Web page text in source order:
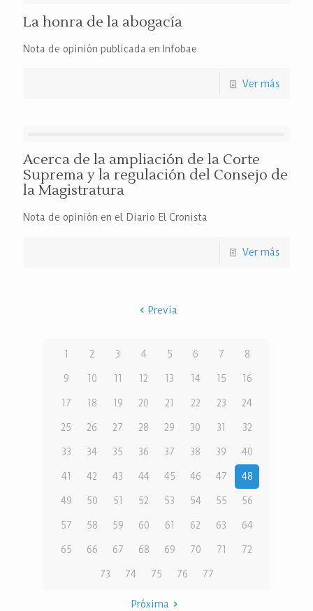
La honra de la abogacía
Nota de opinión publicada en Infobae
Ver más
Acerca de la ampliación de la Corte
Suprema y la regulación del Consejo de
la Magistratura
Nota de opinión en el Diario El Cronista
Ver más
Previa
1 2 3 4 5 6 7 8
9 10 11 12 13 14 15 16
17 18 19 20 21 22 23 24
25 26 27 28 29 30 31 32
33 34 35 36 37 38 39 40
41 42 43 44 45 46 47 48
49 50 51 52 53 54 55 56
57 58 59 60 61 62 63 64
65 66 67 68 69 70 71 72
73 74 75 76 77
Próxima